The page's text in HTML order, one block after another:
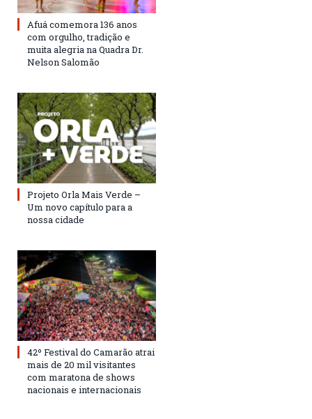
Afuá comemora 136 anos
com orgulho, tradição e
muita alegria na Quadra Dr.
Nelson Salomão
Projeto Orla Mais Verde –
Um novo capítulo para a
nossa cidade
42º Festival do Camarão atrai
mais de 20 mil visitantes
com maratona de shows
nacionais e internacionais